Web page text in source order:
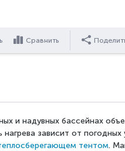
Сравнить
и надувных бассейнах
зависит от
тентом.